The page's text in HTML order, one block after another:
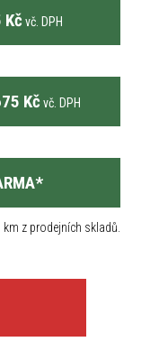
Kč vč. DPH
Kč vč. DPH
*
z prodejních skladů.